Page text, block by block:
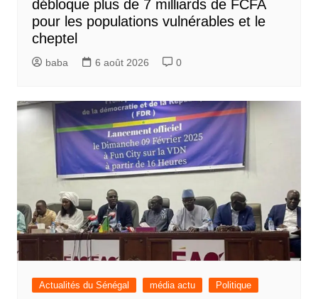
débloque plus de 7 milliards de FCFA
pour les populations vulnérables et le
cheptel
baba 6 août 2026 0
Actualités du Sénégal média actu Politique